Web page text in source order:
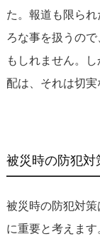
た。報道も限ら
ろな事を扱うの
もしれません。
配は、それは切実
被災時の防犯対
被災時の防犯対
に重要と考えま